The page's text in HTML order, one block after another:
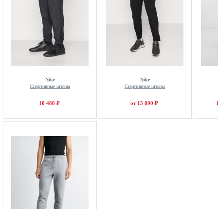
Nike
Спортивные штаны
10 480 ₽
Nike
Спортивные штаны
от 15 890 ₽